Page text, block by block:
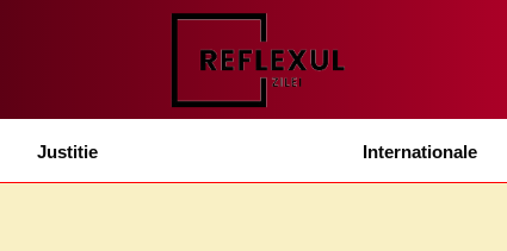
Justitie Internationale